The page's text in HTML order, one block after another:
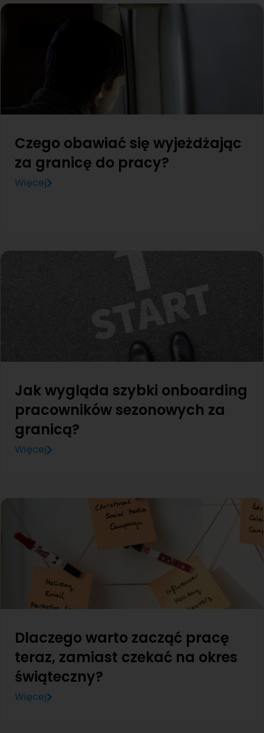
Czego obawiać się wyjeżdżając
za granicę do pracy?
Więcej
Jak wygląda szybki onboarding
pracowników sezonowych za
granicą?
Więcej
Dlaczego warto zacząć pracę
teraz, zamiast czekać na okres
świąteczny?
Więcej